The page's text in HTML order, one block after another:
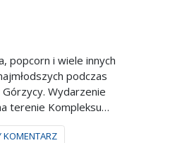
popcorn i wiele innych
podczas
Wydarzenie
terenie Kompleksu
im. Edwarda Czernika.
KOMENTARZ